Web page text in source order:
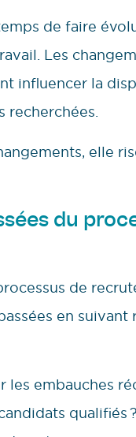
de faire
Les
influencer la
recherchées.
elle
du
de
en suivant
les embauches
qualifiés